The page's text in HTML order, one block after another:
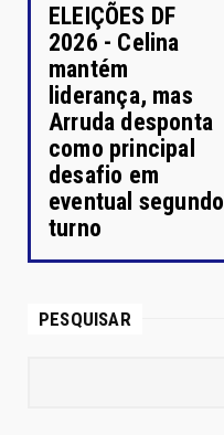
ELEIÇÕES DF
2026 - Celina
mantém
liderança, mas
Arruda desponta
como principal
desafio em
eventual segundo
turno
PESQUISAR